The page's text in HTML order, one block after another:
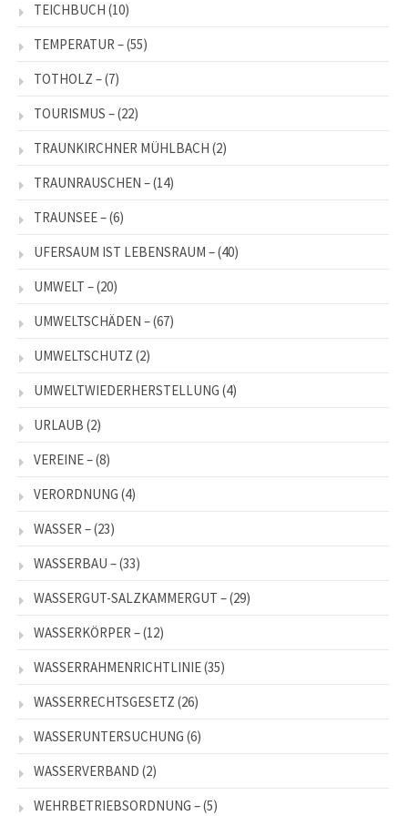
TEICHBUCH (10)
TEMPERATUR –(55)
TOTHOLZ –(7)
TOURISMUS –(22)
TRAUNKIRCHNER MÜHLBACH (2)
TRAUNRAUSCHEN –(14)
TRAUNSEE –(6)
UFERSAUM IST LEBENSRAUM –(40)
UMWELT –(20)
UMWELTSCHÄDEN –(67)
UMWELTSCHUTZ (2)
UMWELTWIEDERHERSTELLUNG (4)
URLAUB (2)
VEREINE –(8)
VERORDNUNG (4)
WASSER –(23)
WASSERBAU –(33)
WASSERGUT-SALZKAMMERGUT –(29)
WASSERKÖRPER –(12)
WASSERRAHMENRICHTLINIE(35)
WASSERRECHTSGESETZ (26)
WASSERUNTERSUCHUNG (6)
WASSERVERBAND (2)
WEHRBETRIEBSORDNUNG –(5)